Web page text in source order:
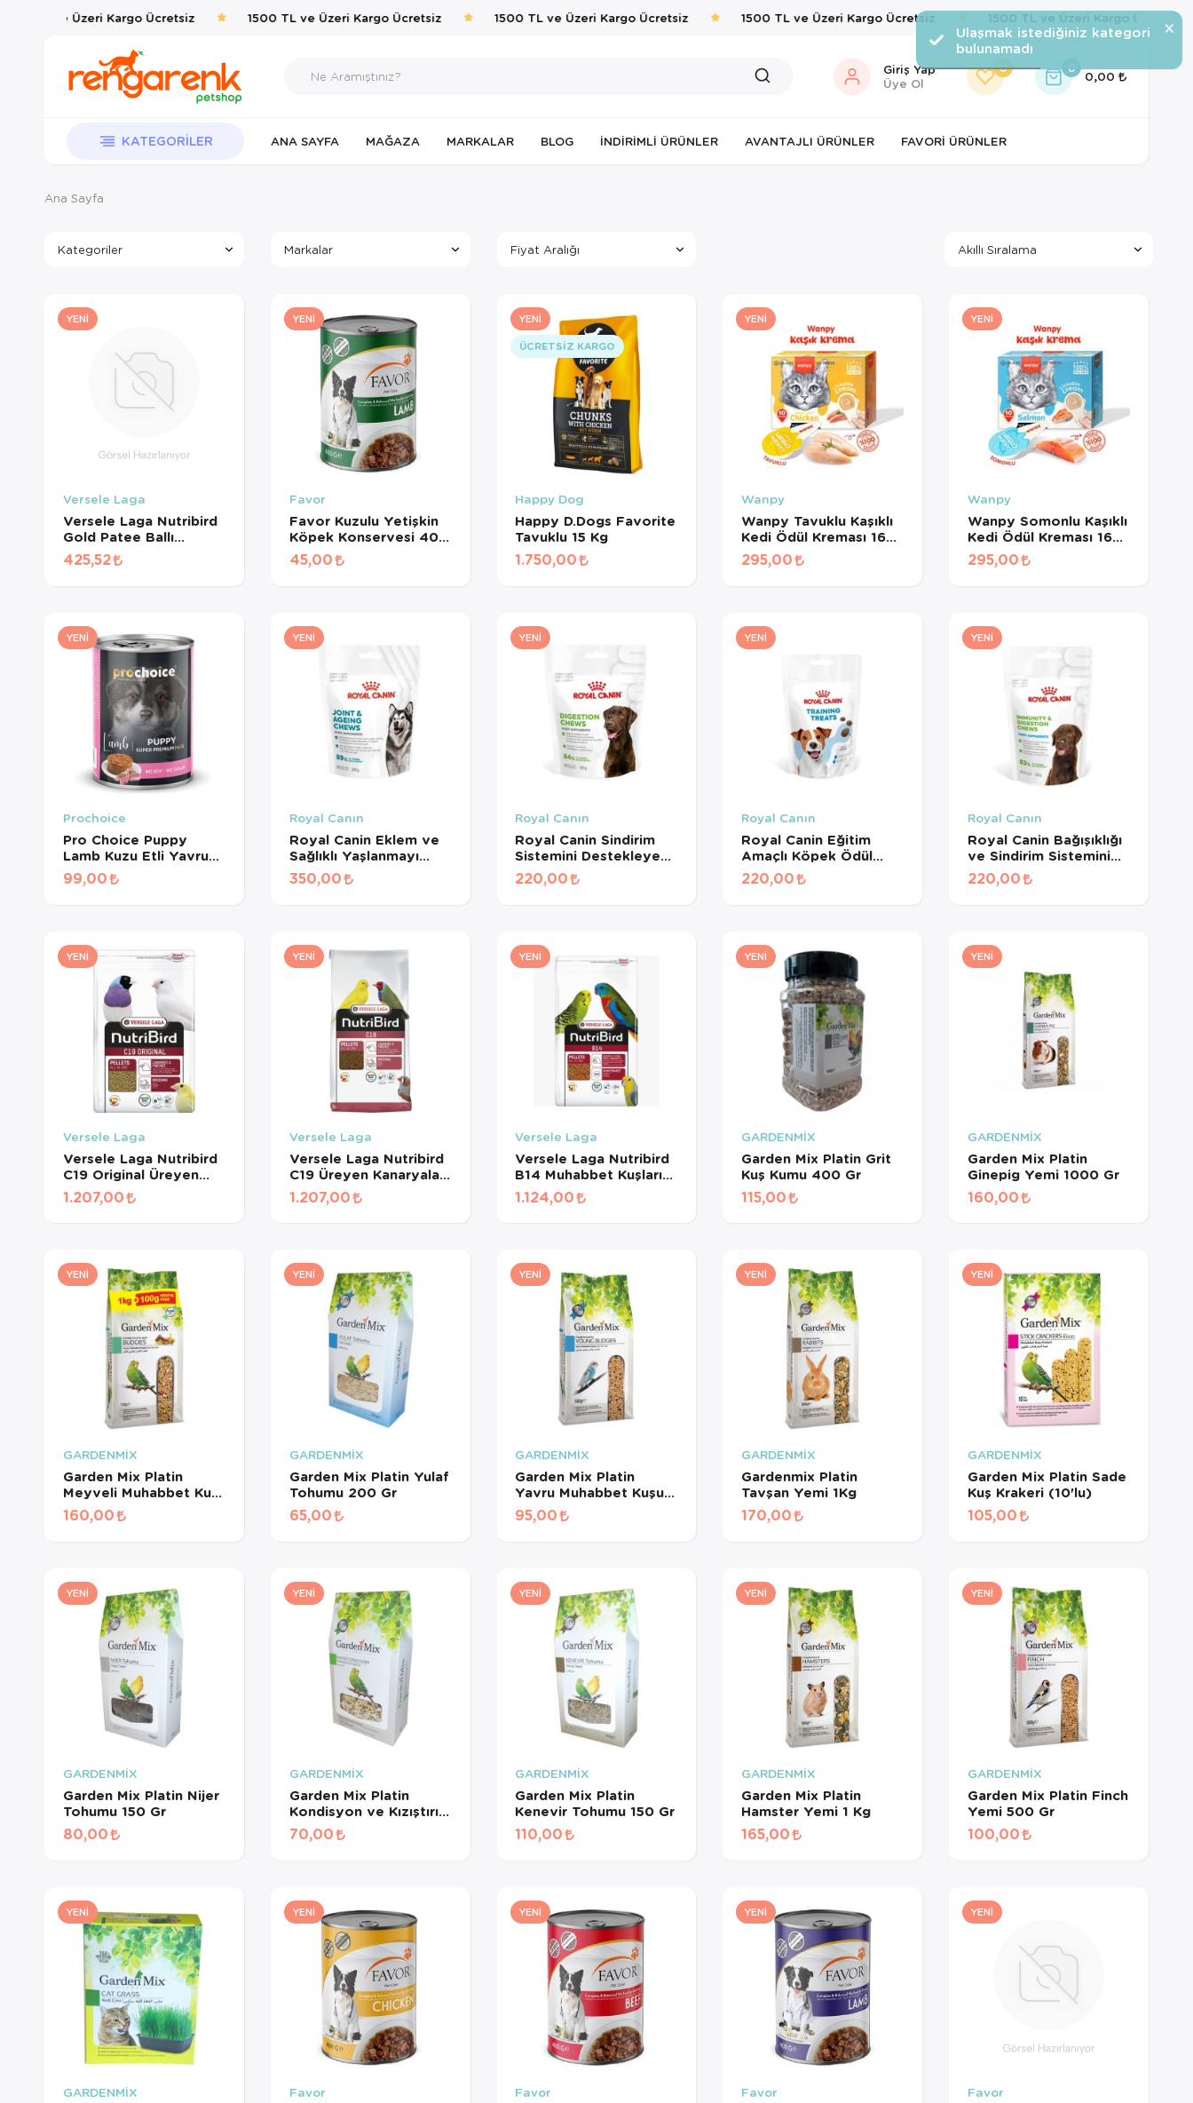
TL ve Üzeri Kargo Ücretsiz 1500 TL ve Üzeri Kargo Ücretsiz 1500 TL ve Üzeri Kargo Ücretsiz 1500 TL ve Üzeri Kargo Ücretsiz 1500 TL ve Üzeri Kargo Ücretsiz
Giriş Yap
Üye Ol
0 0
0,00
KATEGORILER ANA SAYFA MAĞAZA MARKALAR BLOG İNDIRIMLI ÜRÜNLER AVANTAJLI ÜRÜNLER FAVORI ÜRÜNLER
Ana Sayfa
Kategoriler Markalar Fiyat Aralığı
YENI
Versele Laga
Versele Laga Nutribird
Gold Patee Ballı
Yumurtalı Kanarya
Maması (1 KG
425,52
YENI
Favor
Favor Kuzulu Yetişkin
Köpek Konservesi 400
Gr
45,00
YENI
ÜCRETSIZ KARGO
Happy Dog
Happy D.Dogs Favorite
Tavuklu 15 Kg
1.750,00
YENI
Wanpy
Wanpy Tavuklu Kaşıklı
Kedi Ödül Kreması 16
gr*10Ad
295,00
YENI
Wanpy
Wanpy Somonlu Kaşıklı
Kedi Ödül Kreması 16
gr*10Ad
295,00
YENI
Prochoice
Pro Choice Puppy
Lamb Kuzu Etli Yavru
Köpek Konservesi 400
Gr
99,00
YENI
Royal Canın
Royal Canin Eklem ve
Sağlıklı Yaşlanmayı
Destekleyen
Tamamlayıcı Yetişkin
350,00
YENI
Royal Canın
Royal Canin Sindirim
Sistemini Destekleyen
Tamamlayıcı Yetişkin
Köpek Ödül Maması
220,00
YENI
Royal Canın
Royal Canin Eğitim
Amaçlı Köpek Ödül
Maması 110 Gr
220,00
YENI
Royal Canın
Royal Canin Bağışıklığı
ve Sindirim Sistemini
Destekleyen
Tamamlayıcı Yavru
220,00
YENI
Versele Laga
Versele Laga Nutribird
C19 Original Üreyen
Kanaryalar Ve Finçler
İçin Beyaz Pelet Yem 3
1.207,00
YENI
Versele Laga
Versele Laga Nutribird
C19 Üreyen Kanaryalar
Ve Finçler İçin Meyveli
1.207,00
YENI
Versele Laga
Versele Laga Nutribird
B14 Muhabbet Kuşları
Ve Mini Paraketler İçin
Meyveli Pelet Yem 3
1.124,00
YENI
GARDENMİX
Garden Mix Platin Grit
Kuş Kumu 400 Gr
115,00
YENI
GARDENMİX
Garden Mix Platin
Ginepig Yemi 1000 Gr
160,00
YENI
GARDENMİX
Garden Mix Platin
Meyveli Muhabbet Kuş
Yemi 1.1 Kg
160,00
YENI
GARDENMİX
Garden Mix Platin Yulaf
Tohumu 200 Gr
65,00
YENI
GARDENMİX
Garden Mix Platin
Yavru Muhabbet Kuşu
Yemi 500 Gr
95,00
YENI
GARDENMİX
Gardenmix Platin
Tavşan Yemi 1Kg
170,00
YENI
GARDENMİX
Garden Mix Platin Sade
Kuş Krakeri (10'lu)
105,00
YENI
GARDENMİX
Garden Mix Platin Nijer
Tohumu 150 Gr
80,00
YENI
GARDENMİX
Garden Mix Platin
Kondisyon ve Kızıştırıcı
Yem 150 Gr
70,00
YENI
GARDENMİX
Garden Mix Platin
Kenevir Tohumu 150 Gr
110,00
YENI
GARDENMİX
Garden Mix Platin
Hamster Yemi 1 Kg
165,00
YENI
GARDENMİX
Garden Mix Platin Finch
Yemi 500 Gr
100,00
YENI
GARDENMİX
YENI
Favor
YENI
Favor
YENI
Favor
YENI
Favor
×
Ulaşmak istediğiniz kategori
bulunamadı